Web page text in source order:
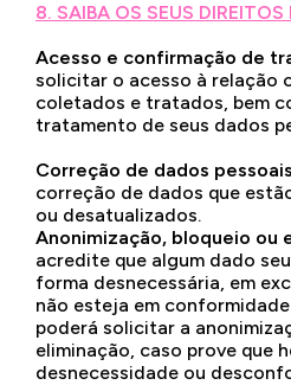
8. SAIBA OS SEUS
Acesso e confirmação de
solicitar o acesso à relação
coletados e tratados, bem
tratamento de seus dados
Correção de dados
correção de dados que
ou desatualizados.
Anonimização, bloqueio ou
acredite que algum dado
forma desnecessária, em
não esteja em
poderá solicitar a
eliminação, caso prove que
desnecessidade ou